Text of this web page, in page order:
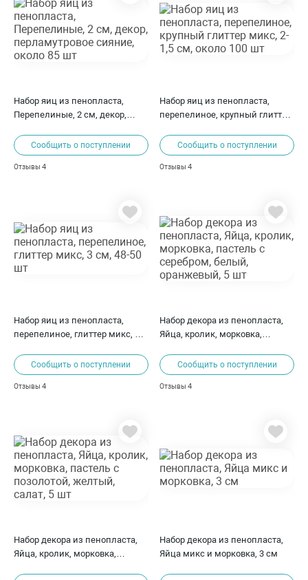
Набор яиц из пенопласта,
Перепелиные, 2 см, декор,
85 штСообщить о поступлении
Отзывы 4
Набор яиц из пенопласта,
перепелиное, крупный глиттер
Сообщить о поступлении
Отзывы4
Набор яиц из пенопласта,
перепелиное, глиттер микс, 3
Сообщить о поступлении
Отзывы 4
Набор декора из пенопласта,
Яйца, кролик, морковка,
оранжевый, 5 шт
Сообщить о поступлении
Отзывы4
Набор декора из пенопласта,
Яйца, кролик, морковка,
Набор декора из пенопласта,
Яйца микс и морковка, 3 см